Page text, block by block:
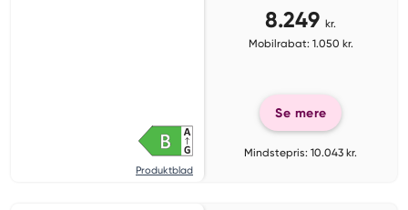
Produktblad
8.249 kr.
Mobilrabat: 1.050 kr.
Se mere
Mindstepris: 10.043 kr.